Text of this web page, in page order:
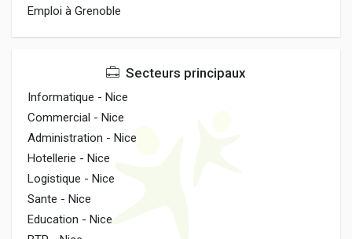
Emploi à Grenoble
Secteurs principaux
Informatique - Nice
Commercial - Nice
Administration - Nice
Hotellerie - Nice
Logistique - Nice
Sante - Nice
Education - Nice